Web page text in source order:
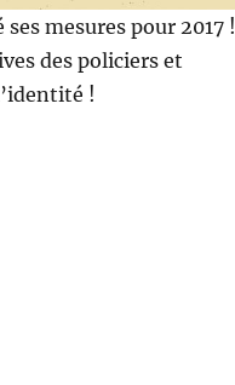
mesures pour 2017 !
des policiers et
!